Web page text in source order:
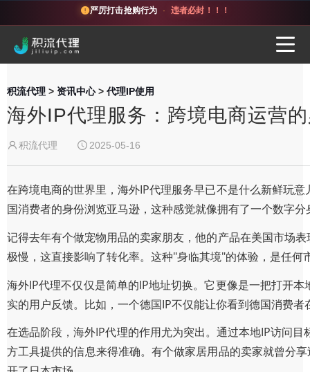
严厉打击抢购行为 · 违者必封！！！
积流代理 > 资讯中心> 代理IP使用
海外IP代理服务：跨境电商运营
积流代理 2025-05-16
在跨境电商的世界里，海外IP代理服务早已不是什么新鲜玩
国消费者的身份浏览亚马逊，这种感觉就像拥有了一个数字
记得去年有个做宠物用品的卖家朋友，他的产品在美国市场
极慢，这直接影响了转化率。这种"身临其境"的体验，是任何
海外IP代理不仅仅是简单的IP地址切换。它更像是一把打开
实的用户反馈。比如，一个德国IP不仅能让你看到德国消费
在选品阶段，海外IP代理的作用尤为突出。通过本地IP访问
方工具提供的信息来得准确。有个做家居用品的卖家就曾分